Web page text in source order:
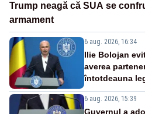
Trump neagă că SUA se
armament
6 aug. 2026, 16:34
Ilie Bolojan
averea
întotdeauna
6 aug. 2026, 15:39
Guvernul a